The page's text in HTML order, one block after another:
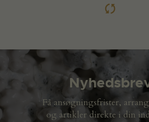
LOAD MORE POSTS
Få ansøgningsfrister,
og artikler direkte i din